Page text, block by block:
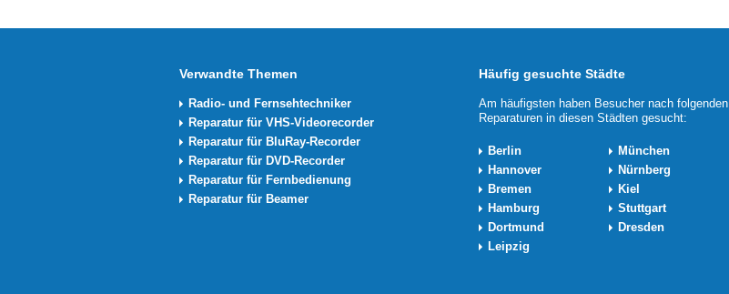
Verwandte Themen
Radio- und Fernsehtechniker
Reparatur für VHS-Videorecorder
Reparatur für BluRay-Recorder
Reparatur für DVD-Recorder
Reparatur für Fernbedienung
Reparatur für Beamer
Häufig gesuchte Städte
Am häufigsten haben Besucher nach folgenden
Reparaturen in diesen Städten gesucht:
Berlin
München
Hannover
Nürnberg
Bremen
Kiel
Hamburg
Stuttgart
Dortmund
Dresden
Leipzig